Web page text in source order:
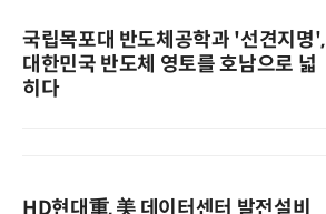
국립목포대 반도체공학과 '선견지명',
대한민국 반도체 영토를 호남으로 넓
히다
HD현대重, 美 데이터센터 발전설비